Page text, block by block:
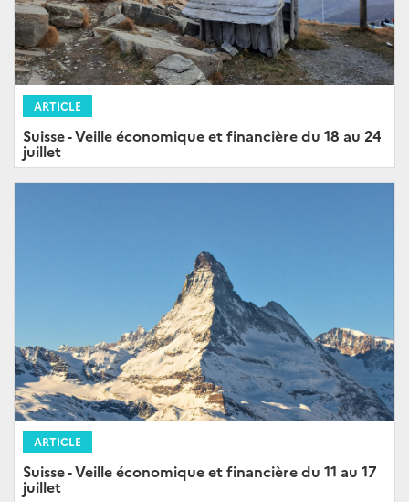
ARTICLE
Suisse - Veille économique et financière du 18 au 24
juillet
ARTICLE
Suisse - Veille économique et financière du 11 au 17
juillet